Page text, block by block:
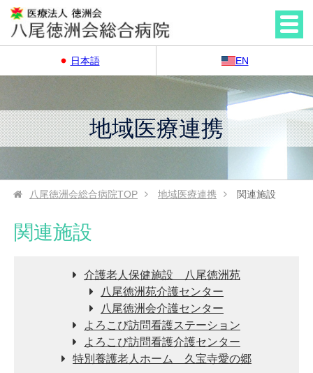
日本語 EN
地域医療連携
八尾徳洲会総合病院TOP 地域医療連携 関連施設
関連施設
介護老人保健施設 八尾徳洲苑
八尾徳洲苑介護センター
八尾徳洲会介護センター
よろこび訪問看護ステーション
よろこび訪問看護介護センター
特別養護老人ホーム 久宝寺愛の郷